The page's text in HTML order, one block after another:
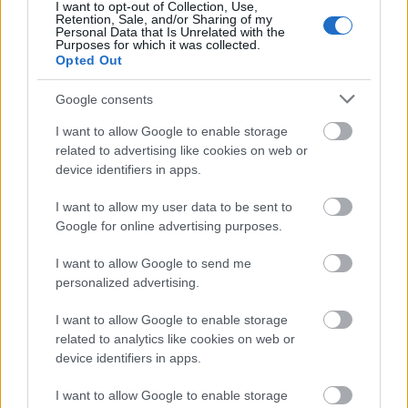
I want to opt-out of Collection, Use,
Retention, Sale, and/or Sharing of my
Personal Data that Is Unrelated with the
Purposes for which it was collected.
Opted Out
Google consents
I want to allow Google to enable storage
related to advertising like cookies on web or
device identifiers in apps.
I want to allow my user data to be sent to
Google for online advertising purposes.
I want to allow Google to send me
personalized advertising.
I want to allow Google to enable storage
related to analytics like cookies on web or
device identifiers in apps.
I want to allow Google to enable storage
közösségben hittél, olyanban, amelyben erőteljesen
jelen lehetsz.
Hosszú éveket töltöttünk együtt a vágószobában, tán
több időt, mint némely családtagunkkal. Száz
egyetemi kurzussal felért a veled töltött idő.
Szerettél vágni, értettél hozzá, könnyű volt veled a
üzemelt, pillanatok alatt végigfuttatta a lehetséges
variációk következményeit a teljes anyagra
vonatkoztatva. Ha mégsem működött a dolog, a
hosszú programot indítottad, amíg ki nem dobott
valamit a szerkezet. Néha türelmetlen voltál, mert a
gondolataid jóval előrébb tartottak, mint a
megvalósítás üteme. A celluloid korszak kényelmes-
kényelmetlen lassúsága után hiába lett a technika
mérföldekkel sebesebb, te így is mindig lekörözted.
Kivételesen szerencsésnek mondhatom magam,